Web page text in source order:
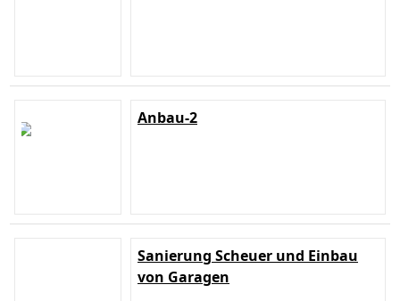
Anbau-2
Sanierung Scheuer und Einbau
von Garagen